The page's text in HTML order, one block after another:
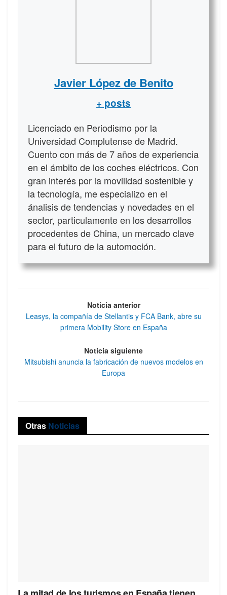
Javier López de Benito
+ posts
Licenciado en Periodismo por la
Universidad Complutense de Madrid.
Cuento con más de 7 años de experiencia
en el ámbito de los coches eléctricos. Con
gran interés por la movilidad sostenible y
la tecnología, me especializo en el
ánalisis de tendencias y novedades en el
sector, particulamente en los desarrollos
procedentes de China, un mercado clave
para el futuro de la automoción.
Noticia anterior
Leasys, la compañía de Stellantis y FCA Bank, abre su
primera Mobility Store en España
Noticia siguiente
Mitsubishi anuncia la fabricación de nuevos modelos en
Europa
Otras Noticias